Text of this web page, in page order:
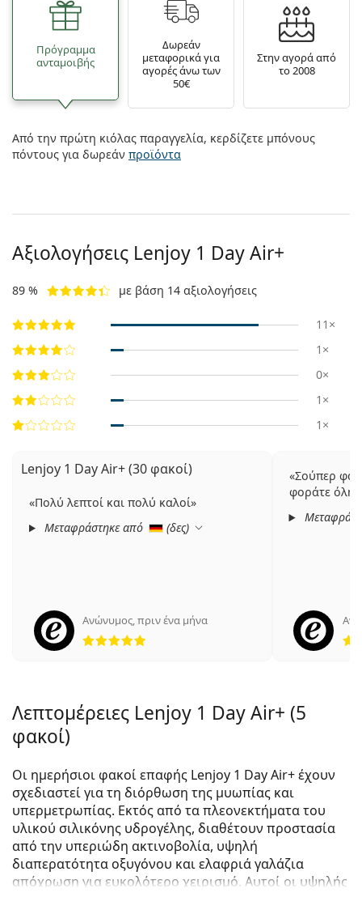
Πρόγραμμα
ανταμοιβής
Δωρεάν
μεταφορικά για
αγορές άνω των
50€
Στην αγορά από
το 2008
Από την πρώτη κιόλας παραγγελία, κερδίζετε μπόνους
πόντους για δωρεάν προϊόντα
Αξιολογήσεις Lenjoy 1 Day Air+
89 % με βάση 14 αξιολογήσεις
11×
1×
0×
1×
1×
Lenjoy 1 Day Air+ (30 φακοί)
Πολύ λεπτοί και πολύ καλοί
Μεταφράστηκε από
(δες)
Ανώνυμος,πριν ένα μήνα
5 αξιολογήσεις από 5
Σούπερ
φοράτε όλη
Λεπτομέρειες Lenjoy 1 Day Air+ (5
φακοί)
Οι ημερήσιοι φακοί επαφής Lenjoy 1 Day Air+ έχουν
σχεδιαστεί για τη διόρθωση της μυωπίας και
υπερμετρωπίας. Εκτός από τα πλεονεκτήματα του
υλικού σιλικόνης υδρογέλης, διαθέτουν προστασία
από την υπεριώδη ακτινοβολία, υψηλή
διαπερατότητα οξυγόνου και ελαφριά γαλάζια
απόχρωση για ευκολότερο χειρισμό. Αυτοί οι υψηλής